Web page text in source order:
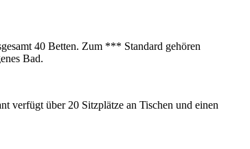
40 Betten. Zum *** Standard gehören
Bad.
verfügt über 20 Sitzplätze an Tischen und einen